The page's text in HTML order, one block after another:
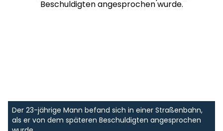
Der 23-jährige Mann befand sich in einer Straßenbahn,
als er von dem späteren Beschuldigten angesprochen